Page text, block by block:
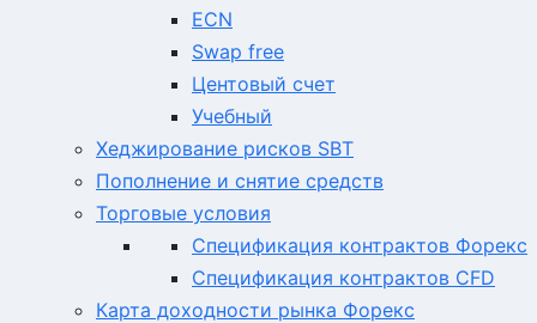
ECN
Swap free
Центовый счет
Учебный
Хеджирование рисков SBT
Пополнение и снятие средств
Торговые условия
Спецификация контрактов Форекс
Спецификация контрактов CFD
Карта доходности рынка Форекс